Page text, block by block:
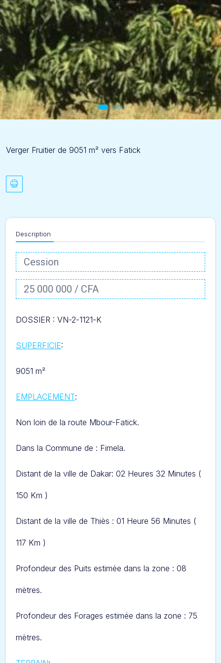
Verger Fruitier de 9051 m² vers Fatick
Description
Cession
25 000 000 / CFA
DOSSIER : VN-2-1121-K
SUPERFICIE:
9051 m²
EMPLACEMENT:
Non loin de la route Mbour-Fatick.
Dans la Commune de : Fimela.
Distant de la ville de Dakar: 02 Heures 32 Minutes (
150 Km )
Distant de la ville de Thiès : 01 Heure 56 Minutes (
117 Km )
Profondeur des Puits estimée dans la zone : 08
mètres.
Profondeur des Forages estimée dans la zone : 75
mètres.